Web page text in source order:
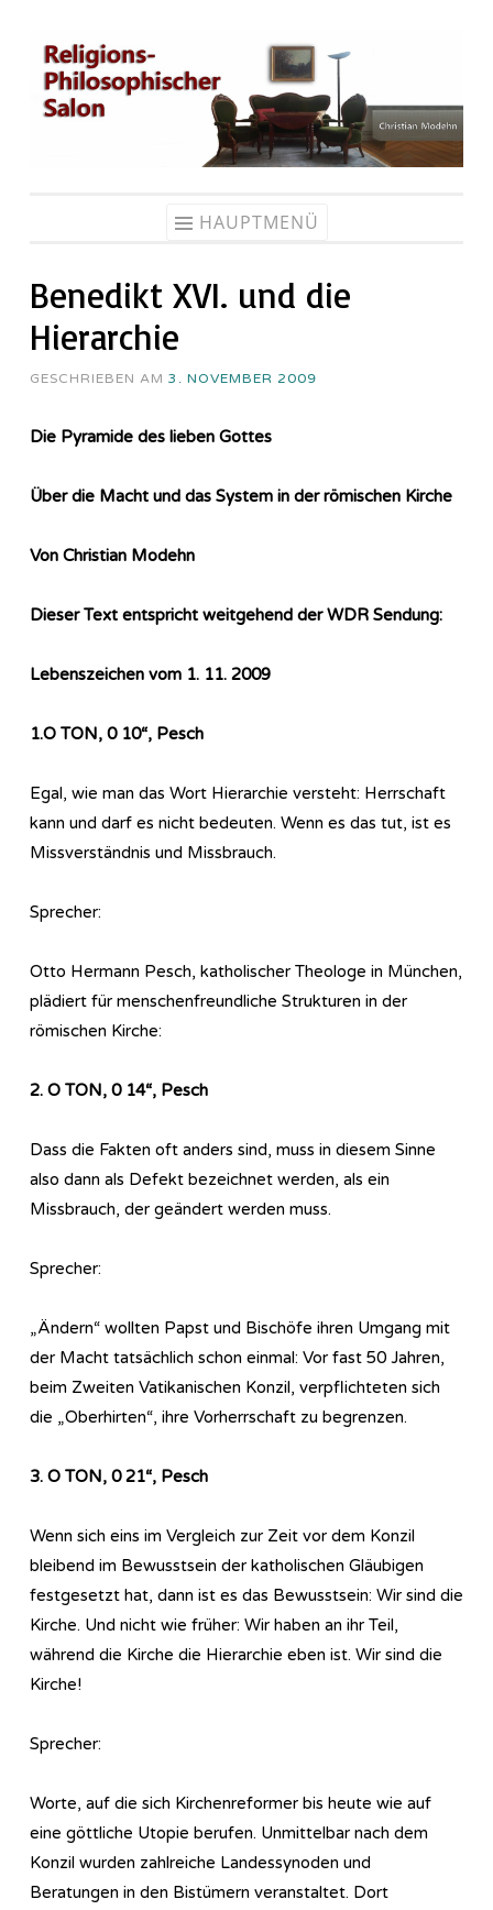
Zum
Inhalt
springen
HAUPTMENÜ
Benedikt XVI. und die
Hierarchie
GESCHRIEBEN AM 3. NOVEMBER 2009
Die Pyramide des lieben Gottes
Über die Macht und das System in der römischen Kirche
Von Christian Modehn
Dieser Text entspricht weitgehend der WDR Sendung:
Lebenszeichen vom 1. 11. 2009
1.O TON, 0 10“, Pesch
Egal, wie man das Wort Hierarchie versteht: Herrschaft
kann und darf es nicht bedeuten. Wenn es das tut, ist es
Missverständnis und Missbrauch.
Sprecher:
Otto Hermann Pesch, katholischer Theologe in München,
plädiert für menschenfreundliche Strukturen in der
römischen Kirche:
2. O TON, 0 14“, Pesch
Dass die Fakten oft anders sind, muss in diesem Sinne
also dann als Defekt bezeichnet werden, als ein
Missbrauch, der geändert werden muss.
Sprecher:
„Ändern“ wollten Papst und Bischöfe ihren Umgang mit
der Macht tatsächlich schon einmal: Vor fast 50 Jahren,
beim Zweiten Vatikanischen Konzil, verpflichteten sich
die „Oberhirten“, ihre Vorherrschaft zu begrenzen.
3. O TON, 0 21“, Pesch
Wenn sich eins im Vergleich zur Zeit vor dem Konzil
bleibend im Bewusstsein der katholischen Gläubigen
festgesetzt hat, dann ist es das Bewusstsein: Wir sind die
Kirche. Und nicht wie früher: Wir haben an ihr Teil,
während die Kirche die Hierarchie eben ist. Wir sind die
Kirche!
Sprecher:
Worte, auf die sich Kirchenreformer bis heute wie auf
eine göttliche Utopie berufen. Unmittelbar nach dem
Konzil wurden zahlreiche Landessynoden und
Beratungen in den Bistümern veranstaltet. Dort